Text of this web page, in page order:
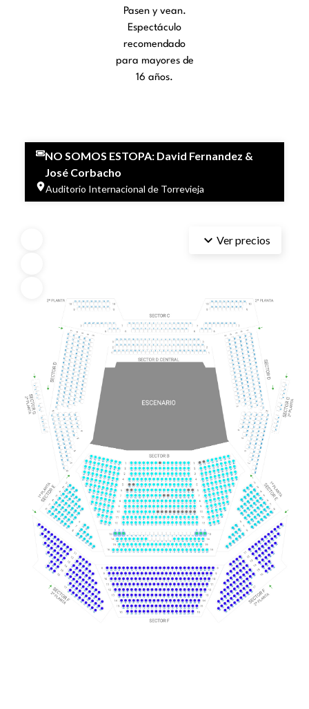
Pasen y vean.
Espectáculo
recomendado
para mayores de
16 años.
NO SOMOS ESTOPA: David Fernandez &
José Corbacho
Auditorio Internacional de Torrevieja
keyboard_arrow_down Ver precios